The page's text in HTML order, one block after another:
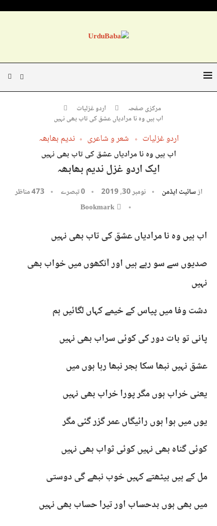
مرکزی صفحہ
اردو غزلیات
اب ہیں وہ نا مرادیاں عشق کی تاب بھی نہیں
اردو غزلیات شعر و شاعری ندیم بھابھہ
اب ہیں وہ نا مرادیاں عشق کی تاب بھی نہیں
ایک اردو غزل ندیم بھابھہ
ازسائیٹ ایڈمن نومبر 30, 2019 0 تبصرے 473مناظر
Bookmark
اب ہیں وہ نا مرادیاں عشق کی تاب بھی نہیں
صدیوں سے سو رہے ہیں اور آنکھوں میں خواب بھی
نہیں
دشت وفا میں پیاس کے خیمے کہاں لگائیں ہم
پانی تو بات دور کی کوئی سراب بھی نہیں
عشق نہیں نبھا سکا ہجر نبھا رہا ہوں میں
یعنی خراب ہوں مگر پورا خراب بھی نہیں
یوں میں ہوا ہوں رائیگاں عمر گزر گئی مگر
کوئی گناہ بھی نہیں کوئی ثواب بھی نہیں
مل کے ہیں بیٹھتے کہیں خوب نبھے گی دوستی
میں بھی ہوں بدحساب اور تیرا حساب بھی نہیں